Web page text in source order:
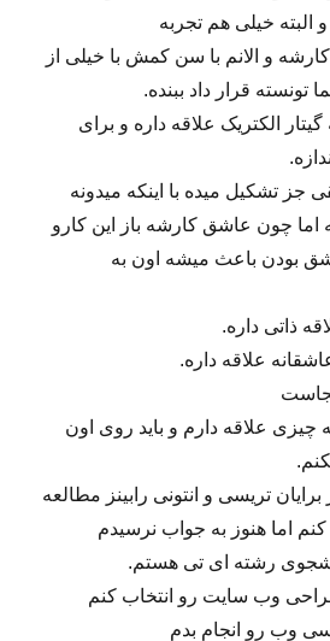
خیلی هم تجربه
و الانم با سن کمش با خیلی از
قرار داد ببنده.
الکتریک علاقه داره و برای
جز تشکیل میده با اینکه میدونه
چون عاشق کارشه باز این کارو
بودن باعث میشه اون به
ذاتی داره.
علاقه داره.
چیزی علاقه دارم و باید روی اون
تریسی و انتونی رابینز مطالعه
اما هنوز به جواب نرسیدم
رشته ای تی هستم.
وب سایت رو انتخاب کنم
وب رو انجام بدم